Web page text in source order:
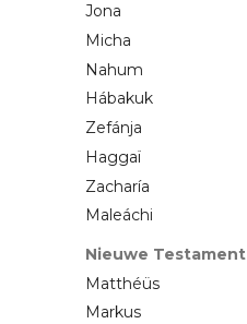
Jona
Micha
Nahum
Hábakuk
Zefánja
Haggaï
Zacharía
Maleáchi
Nieuwe Testament
Matthéüs
Markus